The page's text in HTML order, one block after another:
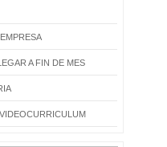
A FIN DE MES